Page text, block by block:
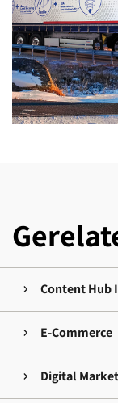
Content Hub
E-Commerce
Digital